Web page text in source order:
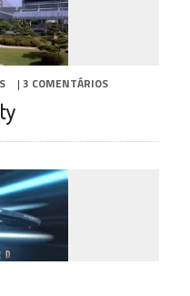
| 3 COMENTÁRIOS